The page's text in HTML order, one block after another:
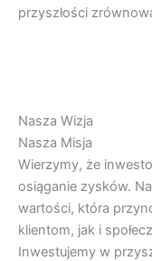
przyszłości
Nasza Wizja
Nasza Misja
Wierzymy, że
osiąganie zysków.
wartości, która
klientom, jak i
Inwestujemy w